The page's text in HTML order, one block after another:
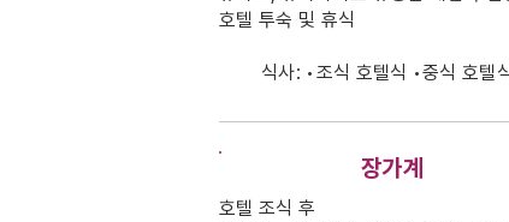
호텔 투숙 및 휴식
식사: •조식 호텔식 •중식 호텔
장가계
호텔 조식 후